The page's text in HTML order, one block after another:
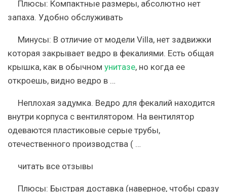
Плюсы: Компактные размеры, абсолютно нет
запаха. Удобно обслуживать
Минусы: В отличие от модели Villa, нет задвижки
которая закрывает ведро в фекалиями. Есть общая
крышка, как в обычном унитазе, но когда ее
откроешь, видно ведро в …
Неплохая задумка. Ведро для фекалий находится
внутри корпуса с вентилятором. На вентилятор
одеваются пластиковые серые трубы,
отечественного производства ( …
читать все отзывы
Плюсы: Быстрая доставка (наверное, чтобы сразу